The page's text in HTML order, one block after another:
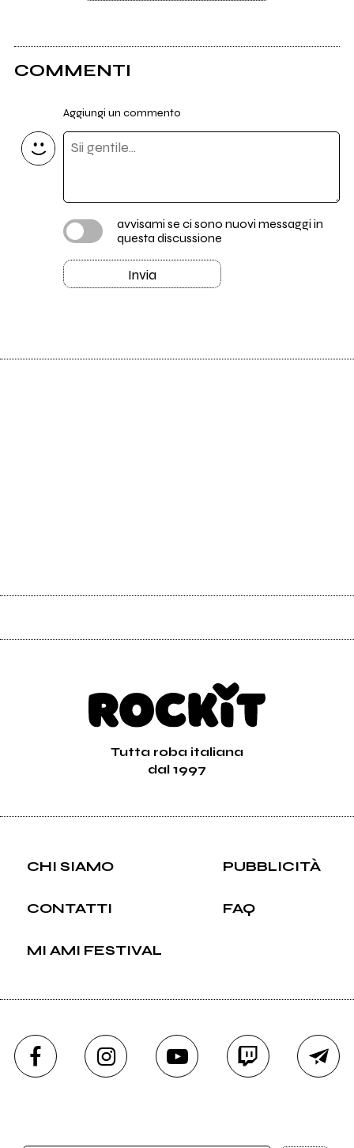
COMMENTI
Aggiungi un commento
avvisami se ci sono nuovi messaggi in
questa discussione
Invia
Tutta roba italiana
dal 1997
CHI SIAMO PUBBLICITÀ
CONTATTI FAQ
MI AMI FESTIVAL